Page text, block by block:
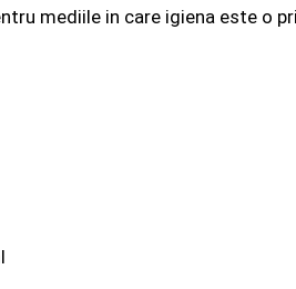
mediile in care igiena este o